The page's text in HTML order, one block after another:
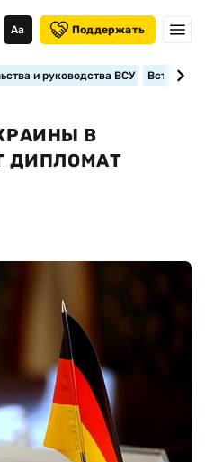
Аа Поддержать
и руководства ВСУ
В
ДИПЛОМАТ